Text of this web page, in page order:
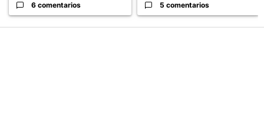
PUBLICIDAD
6 comentarios 5 comentarios